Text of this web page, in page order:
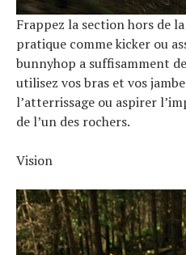
Frappez la section hors de
pratique comme kicker ou
bunnyhop a suffisamment
utilisez vos bras et vos
l’atterrissage ou aspirer
de l’un des rochers.
Vision